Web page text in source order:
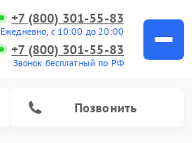
+7 (800) 301-55-83
Ежедневно, с 10:00 до 20:00
+7 (800) 301-55-83
Звонок бесплатный по РФ
Позвонить